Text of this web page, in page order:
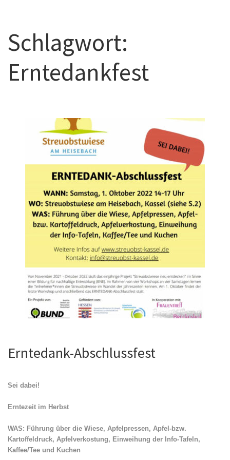
Schlagwort:
Erntedankfest
Erntedank-Abschlussfest
Sei dabei!
Erntezeit im Herbst
WAS: Führung über die Wiese, Apfelpressen, Apfel-bzw.
Kartoffeldruck, Apfelverkostung, Einweihung der Info-Tafeln,
Kaffee/Tee und Kuchen